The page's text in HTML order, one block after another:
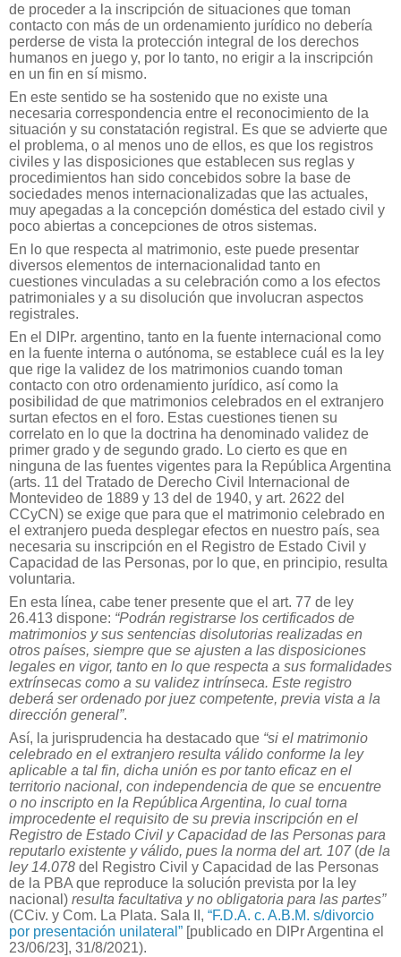
de proceder a la inscripción de situaciones que toman
contacto con más de un ordenamiento jurídico no debería
perderse de vista la protección integral de los derechos
humanos en juego y, por lo tanto, no erigir a la inscripción
en un fin en sí mismo.
En este sentido se ha sostenido que no existe una
necesaria correspondencia entre el reconocimiento de la
situación y su constatación registral. Es que se advierte que
el problema, o al menos uno de ellos, es que los registros
civiles y las disposiciones que establecen sus reglas y
procedimientos han sido concebidos sobre la base de
sociedades menos internacionalizadas que las actuales,
muy apegadas a la concepción doméstica del estado civil y
poco abiertas a concepciones de otros sistemas.
En lo que respecta al matrimonio, este puede presentar
diversos elementos de internacionalidad tanto en
cuestiones vinculadas a su celebración como a los efectos
patrimoniales y a su disolución que involucran aspectos
registrales.
En el DIPr. argentino, tanto en la fuente internacional como
en la fuente interna o autónoma, se establece cuál es la ley
que rige la validez de los matrimonios cuando toman
contacto con otro ordenamiento jurídico, así como la
posibilidad de que matrimonios celebrados en el extranjero
surtan efectos en el foro. Estas cuestiones tienen su
correlato en lo que la doctrina ha denominado validez de
primer grado y de segundo grado. Lo cierto es que en
ninguna de las fuentes vigentes para la República Argentina
(arts. 11 del Tratado de Derecho Civil Internacional de
Montevideo de 1889 y 13 del de 1940, y art. 2622 del
CCyCN) se exige que para que el matrimonio celebrado en
el extranjero pueda desplegar efectos en nuestro país, sea
necesaria su inscripción en el Registro de Estado Civil y
Capacidad de las Personas, por lo que, en principio, resulta
voluntaria.
En esta línea, cabe tener presente que el art. 77 de ley
26.413 dispone: “Podrán registrarse los certificados de
matrimonios y sus sentencias disolutorias realizadas en
otros países, siempre que se ajusten a las disposiciones
legales en vigor, tanto en lo que respecta a sus formalidades
extrínsecas como a su validez intrínseca. Este registro
deberá ser ordenado por juez competente, previa vista a la
dirección general”.
Así, la jurisprudencia ha destacado que “si el matrimonio
celebrado en el extranjero resulta válido conforme la ley
aplicable a tal fin, dicha unión es por tanto eficaz en el
territorio nacional, con independencia de que se encuentre
o no inscripto en la República Argentina, lo cual torna
improcedente el requisito de su previa inscripción en el
Registro de Estado Civil y Capacidad de las Personas para
reputarlo existente y válido, pues la norma del art. 107 (de la
ley 14.078 del Registro Civil y Capacidad de las Personas
de la PBA que reproduce la solución prevista por la ley
nacional) resulta facultativa y no obligatoria para las partes”
(CCiv. y Com. La Plata. Sala II, “F.D.A. c. A.B.M. s/divorcio
por presentación unilateral” [publicado en DIPr Argentina el
23/06/23], 31/8/2021).